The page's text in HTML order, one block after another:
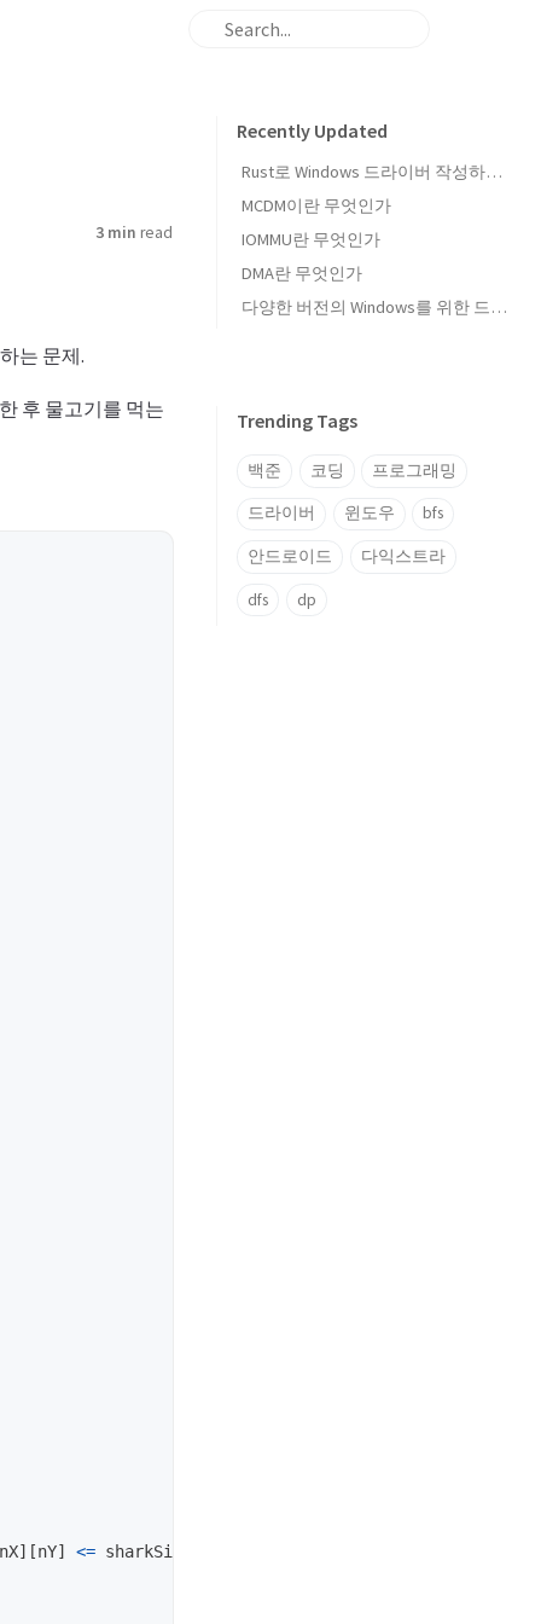
3 min read
는 문제.
후 물고기를 먹는
nX][nY] <= sharkSize
Recently Updated
Rust로 Windows 드라이버 작성하기 — windows-drivers-rs 개요
MCDM이란 무엇인가
IOMMU란 무엇인가
DMA란 무엇인가
다양한 버전의 Windows를 위한 드라이버 작성
Trending Tags
백준 코딩 프로그래밍
드라이버 윈도우 bfs
안드로이드 다익스트라
dfs dp